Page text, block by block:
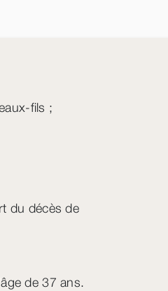
fils ;
du décès de
de 37 ans.